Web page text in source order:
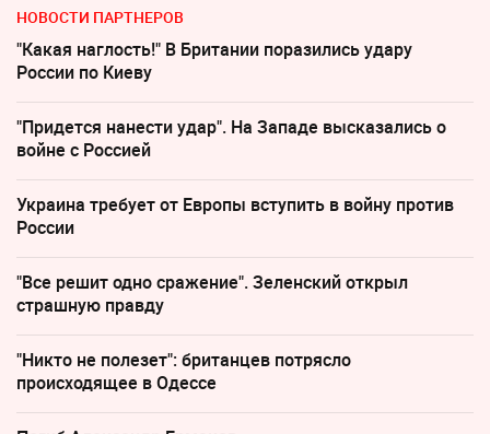
НОВОСТИ ПАРТНЕРОВ
"Какая наглость!" В Британии поразились удару
России по Киеву
"Придется нанести удар". На Западе высказались о
войне с Россией
Украина требует от Европы вступить в войну против
России
"Все решит одно сражение". Зеленский открыл
страшную правду
"Никто не полезет": британцев потрясло
происходящее в Одессе